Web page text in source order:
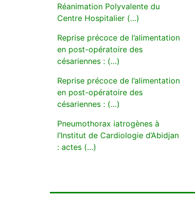
Réanimation Polyvalente du
Centre Hospitalier (…)
Reprise précoce de l’alimentation
en post-opératoire des
césariennes : (…)
Reprise précoce de l’alimentation
en post-opératoire des
césariennes : (…)
Pneumothorax iatrogènes à
l’Institut de Cardiologie d’Abidjan
: actes (…)